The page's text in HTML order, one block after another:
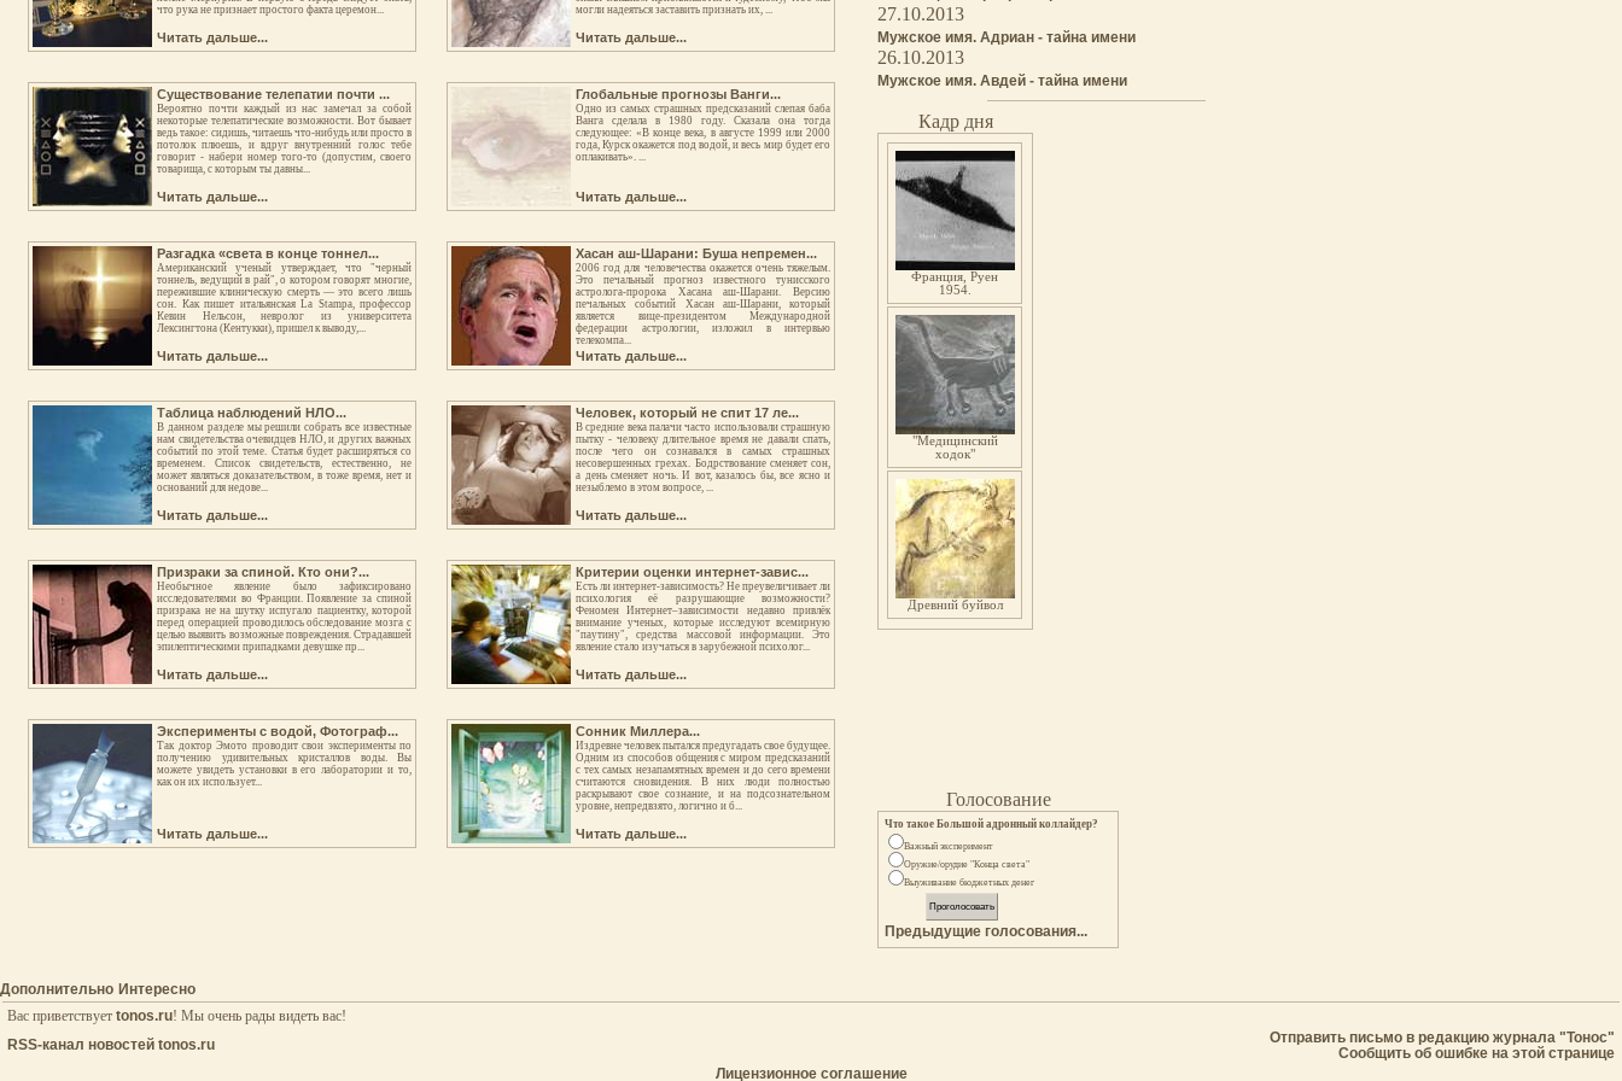
что рука не признает простого факта церемон...
Читать дальше...
могли надеяться заставить признать их, ...
Читать дальше...
Существование телепатии почти ...
Вероятно почти каждый из нас замечал за собой
некоторые телепатические возможности. Вот бывает
ведь такое: сидишь, читаешь что-нибудь или просто в
потолок плюешь, и вдруг внутренний голос тебе
говорит - набери номер того-то (допустим, своего
товарища, с которым ты давны...
Читать дальше...
Глобальные прогнозы Ванги...
Одно из самых страшных предсказаний слепая баба
Ванга сделала в 1980 году. Сказала она тогда
следующее: «В конце века, в августе 1999 или 2000
года, Курск окажется под водой, и весь мир будет его
оплакивать». ...
Читать дальше...
Разгадка «света в конце тоннел...
Американский ученый утверждает, что "черный
тоннель, ведущий в рай", о котором говорят многие,
пережившие клиническую смерть — это всего лишь
сон. Как пишет итальянская La Stampa, профессор
Кевин Нельсон, невролог из университета
Лексингтона (Кентукки), пришел к выводу,...
Читать дальше...
Хасан аш-Шарани: Буша непремен...
2006 год для человечества окажется очень тяжелым.
Это печальный прогноз известного тунисского
астролога-пророка Хасана аш-Шарани. Версию
печальных событий Хасан аш-Шарани, который
является вице-президентом Международной
федерации астрологии, изложил в интервью
телекомпа...
Читать дальше...
Таблица наблюдений НЛО...
В данном разделе мы решили собрать все известные
нам свидетельства очевидцев НЛО, и других важных
событий по этой теме. Статья будет расширяться со
временем. Список свидетельств, естественно, не
может являться доказательством, в тоже время, нет и
оснований для недове...
Читать дальше...
Человек, который не спит 17 ле...
В средние века палачи часто использовали страшную
пытку - человеку длительное время не давали спать,
после чего он сознавался в самых страшных
несовершенных грехах. Бодрствование сменяет сон,
а день сменяет ночь. И вот, казалось бы, все ясно и
незыблемо в этом вопросе, ...
Читать дальше...
Призраки за спиной. Кто они?...
Необычное явление было зафиксировано
исследователями во Франции. Появление за спиной
призрака не на шутку испугало пациентку, которой
перед операцией проводилось обследование мозга с
целью выявить возможные повреждения. Страдавшей
эпилептическими припадками девушке пр...
Читать дальше...
Критерии оценки интернет-завис...
Есть ли интернет-зависимость? Не преувеличивает ли
психология её разрушающие возможности?
Феномен Интернет–зависимости недавно привлёк
внимание ученых, которые исследуют всемирную
"паутину", средства массовой информации. Это
явление стало изучаться в зарубежной психолог...
Читать дальше...
Эксперименты с водой, Фотограф...
Так доктор Эмото проводит свои эксперименты по
получению удивительных кристаллов воды. Вы
можете увидеть установки в его лаборатории и то,
как он их использует...
Читать дальше...
Сонник Миллера...
Издревне человек пытался предугадать свое будущее.
Одним из способов общения с миром предсказаний
с тех самых незапамятных времен и до сего времени
считаются сновидения. В них люди полностью
раскрывают свое сознание, и на подсознательном
уровне, непредвзято, логично и б...
Читать дальше...
27.10.2013
Мужское имя. Адриан - тайна имени
26.10.2013
Мужское имя. Авдей - тайна имени
Кадр дня
Франция, Руен
1954.
"Медицинский
ходок"
Древний буйвол
Голосование
Что такое Большой адронный коллайдер?
Важный эксперимент
Оружие/орудие "Конца света"
Выуживание бюджетных денег
Предыдущие голосования...
Дополнительно Интересно
Вас приветствует tonos.ru! Мы очень рады видеть вас!
RSS-канал новостей tonos.ru
Отправить письмо в редакцию журнала "Тонос"
Сообщить об ошибке на этой странице
Лицензионное соглашение